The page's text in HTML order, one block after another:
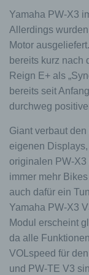
Yamaha PW-X3
Allerdings
Motor
bereits kurz nach
Reign E+ als
bereits seit
durchweg
Giant verbaut
eigenen
originalen PW-
immer mehr
auch dafür ein
Yamaha PW-X3
Modul erscheint
da alle
VOLspeed für
und PW-TE V3